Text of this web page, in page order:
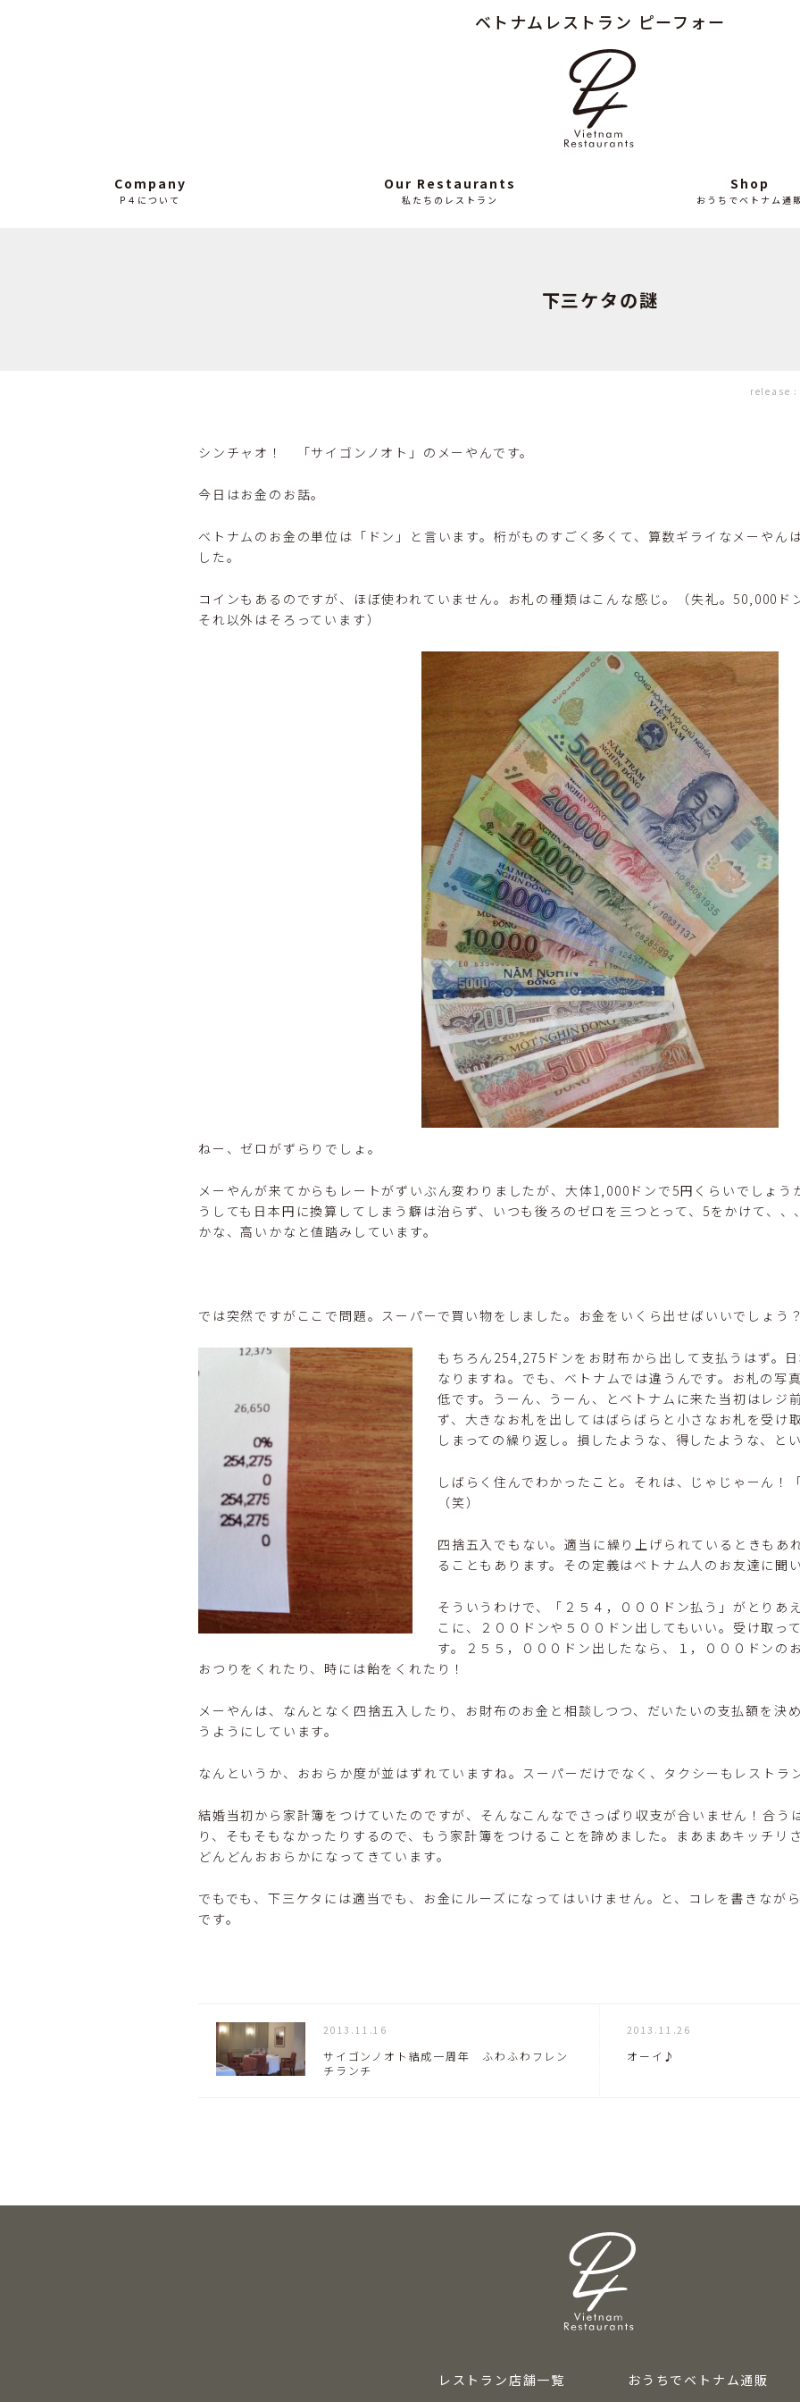
ベトナムレストラン ピーフォー
News
最
近
の
ニ
ュ
ー
ス
Company
P４について
Our Restaurants
私たちのレストラン
Column
読み
もの
Shop
おうちでベトナム通
下三ケタの謎
release :
シンチャオ！ 「サイゴンノオト」のメーやんです。
今日はお金のお話。
ベトナムのお金の単位は「ドン」と言います。桁がものすごく多くて、算数ギライなメーやん
した。
コインもあるのですが、ほぼ使われていません。お札の種類はこんな感じ。（失礼。50,000
それ以外はそろっています）
ねー、ゼロがずらりでしょ。
メーやんが来てからもレートがずいぶん変わりましたが、大体1,000ドンで5円くらいでしょう
うしても日本円に換算してしまう癖は治らず、いつも後ろのゼロを三つとって、5をかけて、
かな、高いかなと値踏みしています。
では突然ですがここで問題。スーパーで買い物をしました。お金をいくら出せばいいでしょう？
もちろん254,275ドンをお財布から出して支払うはず。
なりますね。でも、ベトナムでは違うんです。お札の写
低です。うーん、うーん、とベトナムに来た当初はレジ
ず、大きなお札を出してはばらばらと小さなお札を受け
しまっての繰り返し。損したような、得したような、と
しばらく住んでわかったこと。それは、じゃじゃーん
（笑）
四捨五入でもない。適当に繰り上げられているときもあ
ることもあります。その定義はベトナム人のお友達に聞
そういうわけで、「２５４，０００ドン払う」がとりあ
こに、２００ドンや５００ドン出してもいい。受け取っ
す。２５５，０００ドン出したなら、１，０００ドンの
おつりをくれたり、時には飴をくれたり！
メーやんは、なんとなく四捨五入したり、お財布のお金と相談しつつ、だいたいの支払額を決
うようにしています。
なんというか、おおらか度が並はずれていますね。スーパーだけでなく、タクシーもレストラ
結婚当初から家計簿をつけていたのですが、そんなこんなでさっぱり収支が合いません！合う
り、そもそもなかったりするので、もう家計簿をつけることを諦めました。まあまあキッチリ
どんどんおおらかになってきています。
でもでも、下三ケタには適当でも、お金にルーズになってはいけません。と、コレを書きなが
です。
2013.11.16
サイゴンノオト結成一周年 ふわふわフレン
チランチ
2013.11.26
オーイ♪
レストラン店舗一覧 おうちでベトナム通販